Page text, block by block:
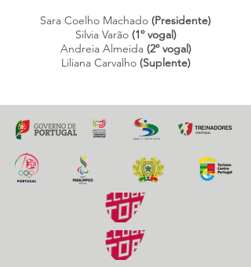
Sara Coelho Machado (Presidente)
Silvia Varão (1º vogal)
Andreia Almeida (2º vogal)
Liliana Carvalho (Suplente)